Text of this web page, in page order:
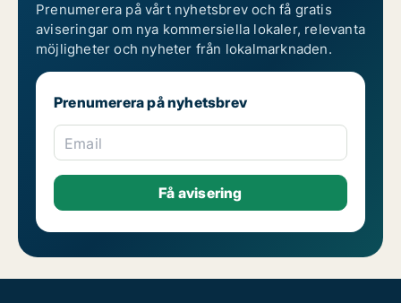
Prenumerera på vårt nyhetsbrev och få gratis
aviseringar om nya kommersiella lokaler, relevanta
möjligheter och nyheter från lokalmarknaden.
Prenumerera på nyhetsbrev
Email